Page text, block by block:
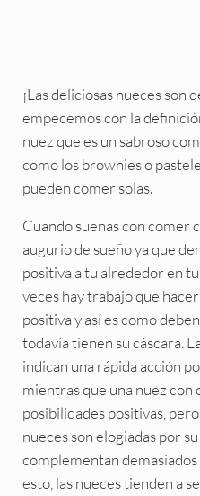
¡Las deliciosas nueces son
empecemos con la
nuez que es un sabroso
como los brownies o
pueden comer solas.
Cuando sueñas con comer
augurio de sueño ya que
positiva a tu alrededor en
veces hay trabajo que
positiva y así es como
todavía tienen su cáscara.
indican una rápida acción
mientras que una nuez con
posibilidades positivas,
nueces son elogiadas por
complementan
esto, las nueces tienden a